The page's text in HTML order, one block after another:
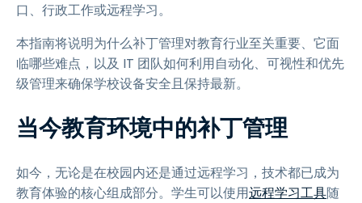
口、行政工作或远程学习。
本指南将说明为什么补丁管理对教育行业至关重要、它面
临哪些难点，以及 IT 团队如何利用自动化、可视性和优先
级管理来确保学校设备安全且保持最新。
当今教育环境中的补丁管理
如今，无论是在校园内还是通过远程学习，技术都已成为
教育体验的核心组成部分。学生可以使用远程学习工具随